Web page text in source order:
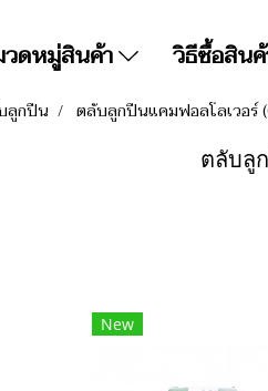
ดหมู่สินค้า วิธีซื้อสิน
ลูกปืน ตลับลูกปืนแคมฟอลโลเวอร์
ตลับลูก
New